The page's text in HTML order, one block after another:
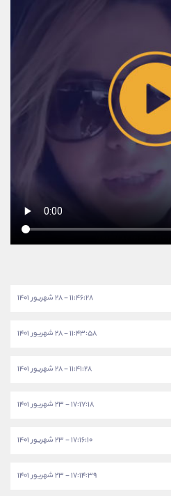
۱۱:۴۶:۲۸ - ۲۸ شهریور ۱۴۰۱
۱۱:۴۳:۵۸ - ۲۸ شهریور ۱۴۰۱
۱۱:۴۱:۲۸ - ۲۸ شهریور ۱۴۰۱
۱۷:۱۷:۱۸ - ۲۳ شهریور ۱۴۰۱
۱۷:۱۶:۱۰ - ۲۳ شهریور ۱۴۰۱
۱۷:۱۴:۳۹ - ۲۳ شهریور ۱۴۰۱